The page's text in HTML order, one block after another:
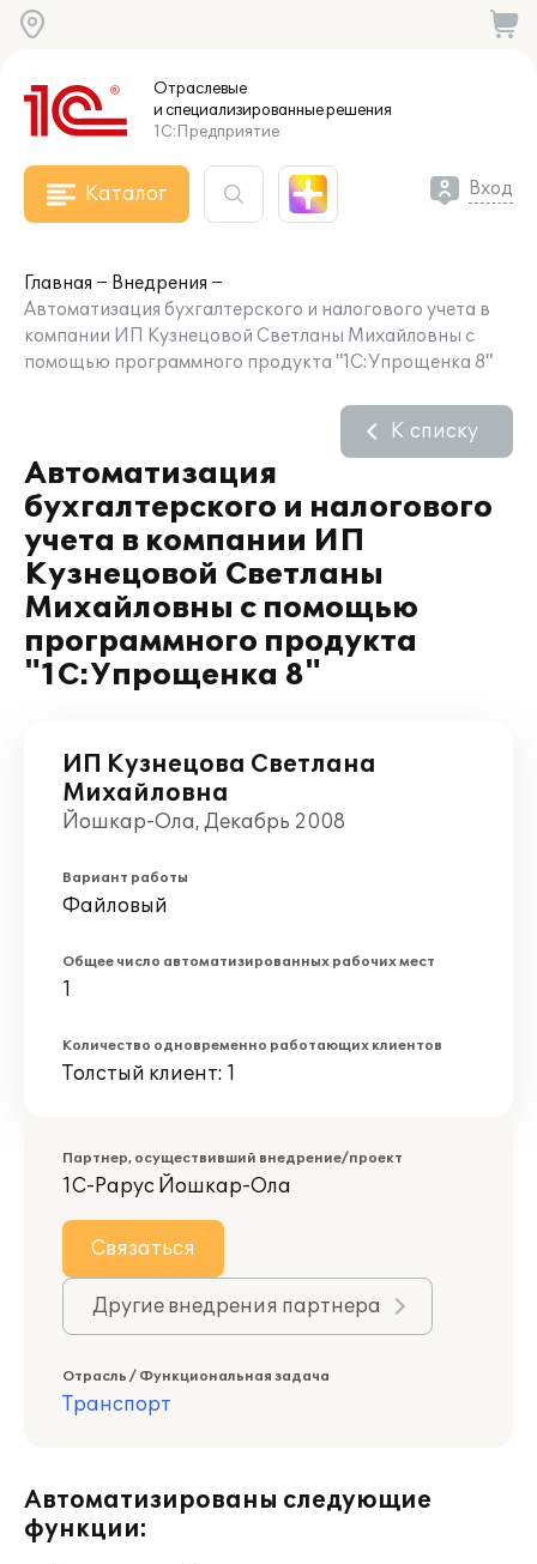
Отраслевые
и специализированныерешения
1С:Предприятие
Каталог Вход
Главная
Внедрения
Автоматизация бухгалтерского и налогового учета в
компании ИП Кузнецовой Светланы Михайловны с
помощью программного продукта "1С:Упрощенка 8"
Автоматизация
бухгалтерского и налогового
учета в компании ИП
Кузнецовой Светланы
Михайловны с помощью
программного продукта
"1С:Упрощенка 8"
К списку
ИП Кузнецова Светлана
Михайловна
Йошкар-Ола, Декабрь 2008
Вариант работы
Файловый
Общее число автоматизированных рабочих мест
1
Количество одновременно работающих клиентов
Толстый клиент: 1
Партнер, осуществивший внедрение/проект
1С-Рарус Йошкар-Ола
Связаться
Другие внедрения партнера
Отрасль / Функциональная задача
Транспорт
Автоматизированы следующие
функции: